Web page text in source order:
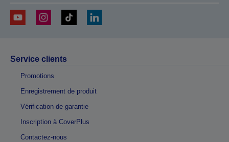
Service clients
Promotions
Enregistrement de produit
Vérification de garantie
Inscription à CoverPlus
Contactez-nous